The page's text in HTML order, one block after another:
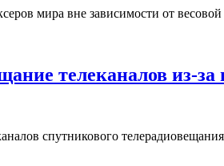
мира вне зависимости от весовой
телеканалов из-
спутникового